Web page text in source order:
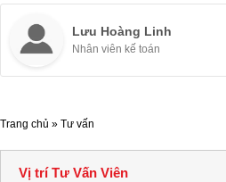
Lưu Hoàng Linh
Nhân viên kế toán
Trang chủ » Tư vấn
Vị trí Tư Vấn Viên